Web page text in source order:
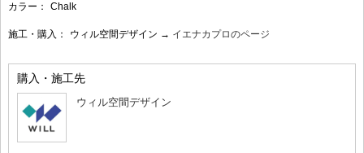
カラー： Chalk
施工・購入： ウィル空間デザイン → イエナカプロのページ
購入・施工先
ウィル空間デザイン